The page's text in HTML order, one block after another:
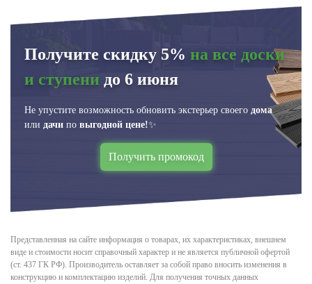
Получите скидку 5% на все доски
и ступени до 6 июня
Не упустите возможность обновить экстерьер своего дома
или дачи по выгодной цене!✨
Получить промокод
Представленная на сайте информация о товарах, их характеристиках, внешнем
виде и стоимости носит справочный характер и не является публичной офертой
(ст. 437 ГК РФ). Производитель оставляет за собой право вносить изменения в
конструкцию и комплектацию изделий. Для получения точных данных